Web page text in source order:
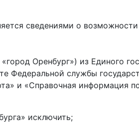
сведениями о возможности
Оренбург») из Единого
Федеральной службы
и «Справочная информация
исключить;